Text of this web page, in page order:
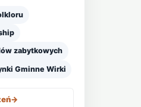
zabytkowych
Gminne Wirki
->